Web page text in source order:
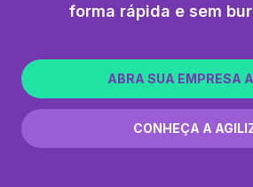
forma rápida e sem
ABRA SUA EMPRESA
CONHEÇA A